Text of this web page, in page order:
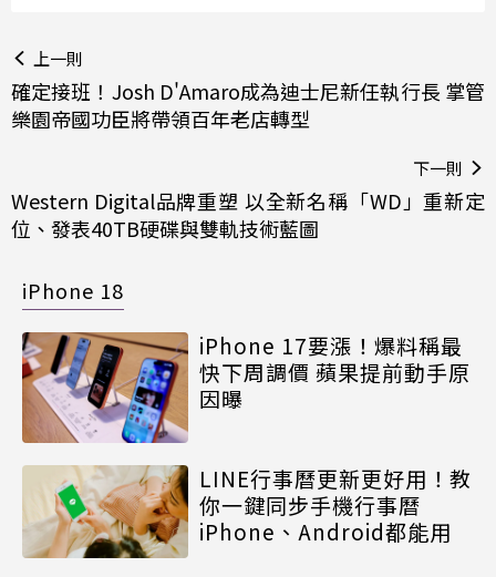
上一則
確定接班！Josh D'Amaro成為迪士尼新任執行長 掌管
樂園帝國功臣將帶領百年老店轉型
下一則
Western Digital品牌重塑 以全新名稱「WD」重新定
位、發表40TB硬碟與雙軌技術藍圖
iPhone 18
iPhone 17要漲！爆料稱最
快下周調價 蘋果提前動手原
因曝
LINE行事曆更新更好用！教
你一鍵同步手機行事曆
iPhone、Android都能用